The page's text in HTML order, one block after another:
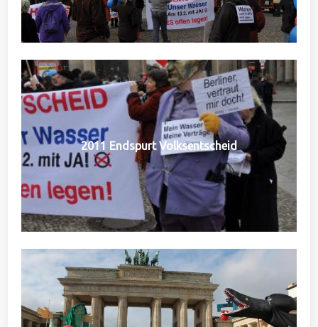
2011 Endspurt Volksentscheid